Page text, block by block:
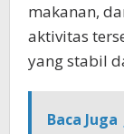
makanan,
aktivitas
yang stabil
Baca Juga